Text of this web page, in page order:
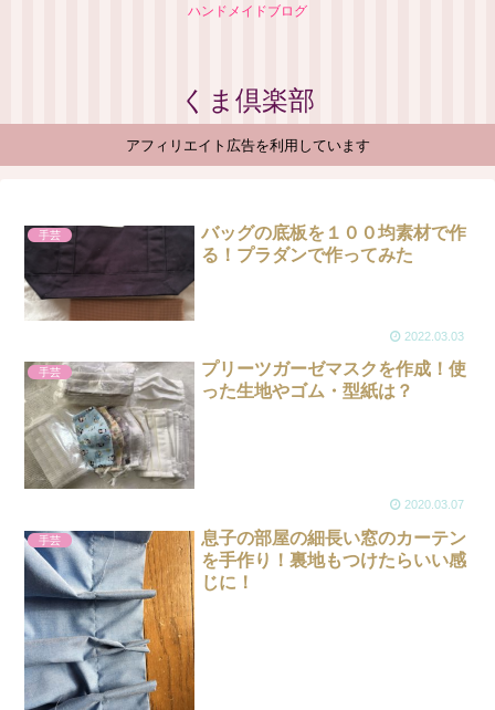
ハンドメイドブログ
くま倶楽部
アフィリエイト広告を利用しています
手芸
バッグの底板を１００均素材で作
る！プラダンで作ってみた
2022.03.03
手芸
プリーツガーゼマスクを作成！使
った生地やゴム・型紙は？
2020.03.07
手芸
息子の部屋の細長い窓のカーテン
を手作り！裏地もつけたらいい感
じに！